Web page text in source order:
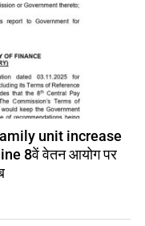
unit increase
8वें वेतन आयोग पर